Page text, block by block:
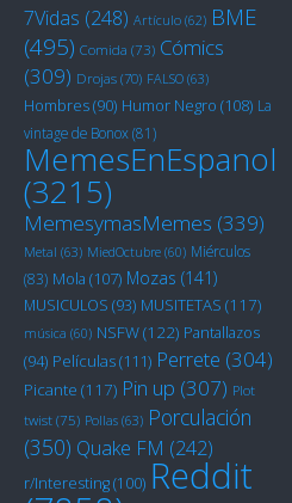
7Vidas (248) Artículo (62) BME
(495) Comida (73) Cómics
(309) Drojas (70) FALSO (63)
Hombres(90) Humor Negro (108) La
vintage de Bonox(81)
MemesEnEspanol
(3215)
MemesymasMemes (339)
Metal (63) MiedOctubre (60) Miérculos
(83) Mola (107) Mozas (141)
MUSICULOS (93) MUSITETAS (117)
música (60) NSFW(122) Pantallazos
(94) Películas(111) Perrete (304)
Picante (117) Pin up (307) Plot
twist (75) Pollas (63) Porculación
(350) Quake FM (242)
r/Interesting(100) Reddit